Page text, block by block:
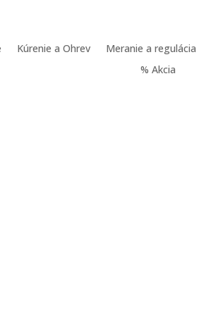
Kúrenie a Ohrev Meranie a regulácia
% Akcia